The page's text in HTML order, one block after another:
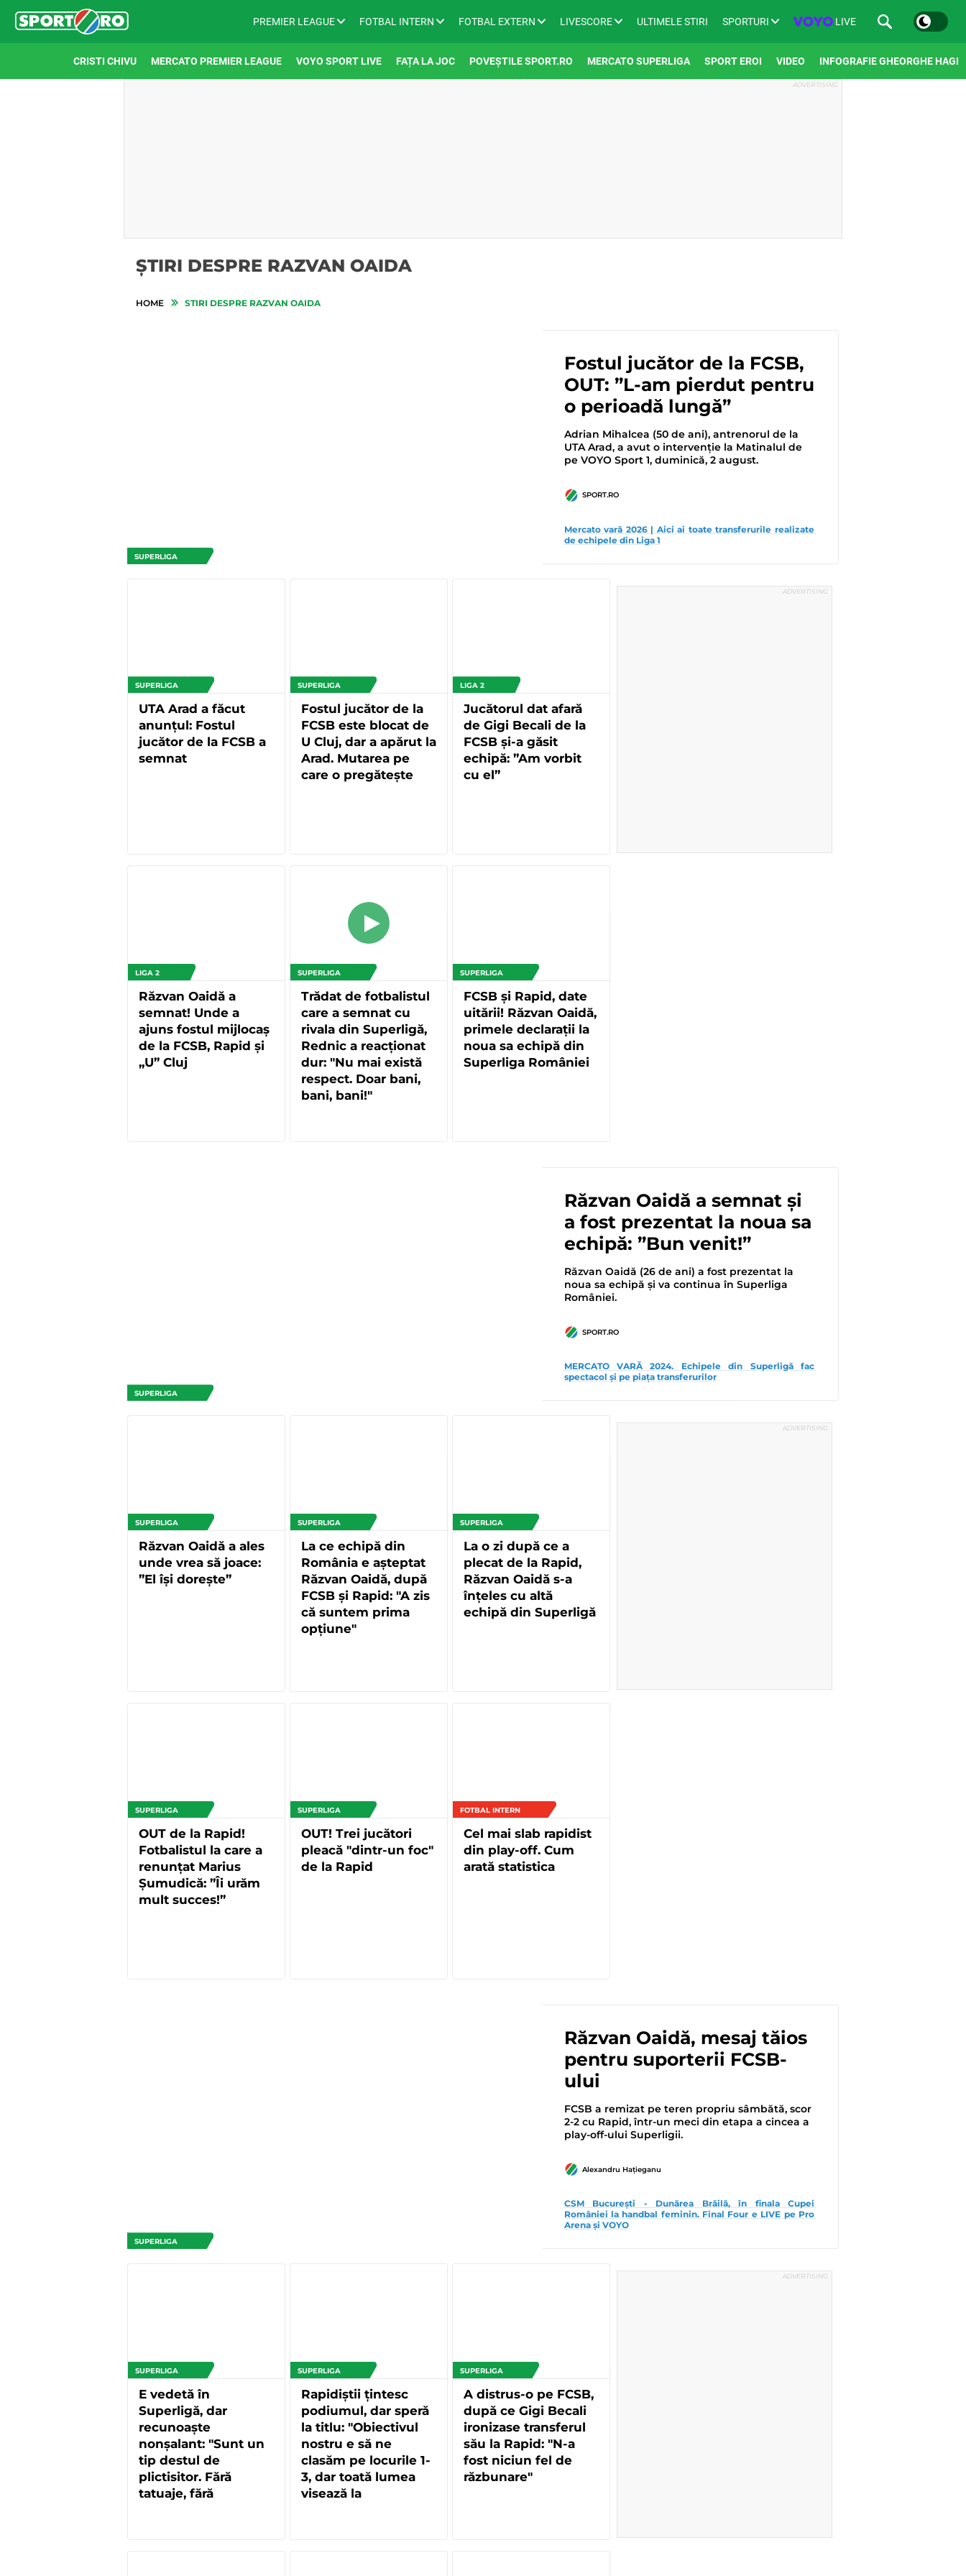
PREMIER LEAGUE FOTBAL INTERN FOTBAL EXTERN LIVESCORE ULTIMELE STIRI SPORTURI LIVE
CRISTI CHIVU MERCATO PREMIER LEAGUE VOYO SPORT LIVE FAȚA LA JOC POVEȘTILE SPORT.RO MERCATO SUPERLIGA SPORT EROI VIDEO INFOGRAFIE GHEORGHE HAGI
ȘTIRI DESPRE RAZVAN OAIDA
HOME STIRI DESPRE RAZVAN OAIDA
SUPERLIGA
Fostul jucător de la FCSB,
OUT: ”L-am pierdut pentru
o perioadă lungă”
Adrian Mihalcea (50 de ani), antrenorul de la
UTA Arad, a avut o intervenție la Matinalul de
pe VOYO Sport 1, duminică, 2 august.
SPORT.RO
Mercato vară 2026 | Aici ai toate transferurile realizate
de echipele din Liga 1
SUPERLIGA
UTA Arad a făcut
anunțul: Fostul
jucător de la FCSB a
semnat
SUPERLIGA
Fostul jucător de la
FCSB este blocat de
U Cluj, dar a apărut la
Arad. Mutarea pe
care o pregătește
LIGA 2
Jucătorul dat afară
de Gigi Becali de la
FCSB și-a găsit
echipă: ”Am vorbit
cu el”
LIGA 2
Răzvan Oaidă a
semnat! Unde a
ajuns fostul mijlocaș
de la FCSB, Rapid și
„U” Cluj
SUPERLIGA
Trădat de fotbalistul
care a semnat cu
rivala din Superligă,
Rednic a reacționat
dur: "Nu mai există
respect. Doar bani,
bani, bani!"
SUPERLIGA
FCSB și Rapid, date
uitării! Răzvan Oaidă,
primele declarații la
noua sa echipă din
Superliga României
SUPERLIGA
Răzvan Oaidă a semnat și
a fost prezentat la noua sa
echipă: ”Bun venit!”
Răzvan Oaidă (26 de ani) a fost prezentat la
noua sa echipă și va continua în Superliga
României.
SPORT.RO
MERCATO VARĂ 2024. Echipele din Superligă fac
spectacol și pe piața transferurilor
SUPERLIGA
Răzvan Oaidă a ales
unde vrea să joace:
”El își dorește”
SUPERLIGA
La ce echipă din
România e așteptat
Răzvan Oaidă, după
FCSB și Rapid: "A zis
că suntem prima
opțiune"
SUPERLIGA
La o zi după ce a
plecat de la Rapid,
Răzvan Oaidă s-a
înțeles cu altă
echipă din Superligă
SUPERLIGA
OUT de la Rapid!
Fotbalistul la care a
renunțat Marius
Șumudică: ”Îi urăm
mult succes!”
SUPERLIGA
OUT! Trei jucători
pleacă "dintr-un foc"
de la Rapid
FOTBAL INTERN
Cel mai slab rapidist
din play-off. Cum
arată statistica
SUPERLIGA
Răzvan Oaidă, mesaj tăios
pentru suporterii FCSB-
ului
FCSB a remizat pe teren propriu sâmbătă, scor
2-2 cu Rapid, într-un meci din etapa a cincea a
play-off-ului Superligii.
Alexandru Hațieganu
CSM București - Dunărea Brăilă, în finala Cupei
României la handbal feminin. Final Four e LIVE pe Pro
Arena și VOYO
SUPERLIGA
E vedetă în
Superligă, dar
recunoaște
nonșalant: "Sunt un
tip destul de
plictisitor. Fără
tatuaje, fără
SUPERLIGA
Rapidiștii țintesc
podiumul, dar speră
la titlu: "Obiectivul
nostru e să ne
clasăm pe locurile 1-
3, dar toată lumea
visează la
SUPERLIGA
A distrus-o pe FCSB,
după ce Gigi Becali
ironizase transferul
său la Rapid: "N-a
fost niciun fel de
răzbunare"